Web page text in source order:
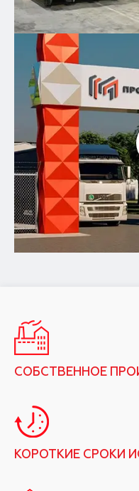
СОБСТВЕННОЕ
КОРОТКИЕ СРОКИ